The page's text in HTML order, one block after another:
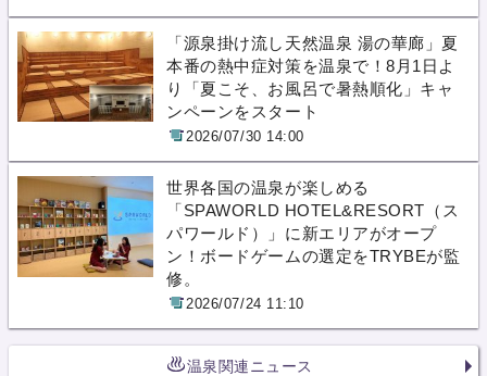
「源泉掛け流し天然温泉 湯の華廊」夏
本番の熱中症対策を温泉で！8月1日よ
り「夏こそ、お風呂で暑熱順化」キャ
ンペーンをスタート
2026/07/30 14:00
世界各国の温泉が楽しめる
「SPAWORLD HOTEL&RESORT（ス
パワールド）」に新エリアがオープ
ン！ボードゲームの選定をTRYBEが監
修。
2026/07/24 11:10
温泉関連ニュース